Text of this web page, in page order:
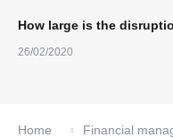
How large is the
26/02/2020
Home
Financial